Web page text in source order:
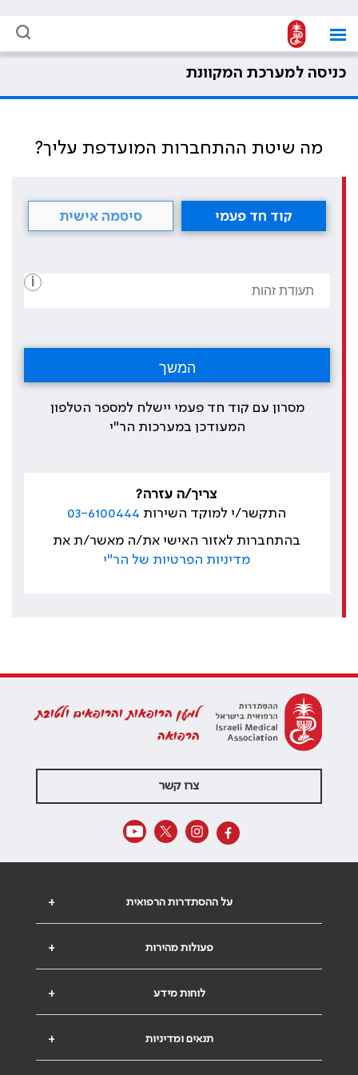
כניסה למערכת המקוונת
מה שיטת ההתחברות המועדפת עליך?
קוד חד פעמי סיסמה אישית
i
מסרון עם קוד חד פעמי יישלח למספר הטלפון
המעודכן במערכות הר"י
צריך/ה עזרה?
התקשר/י למוקד השירות 03-6100444
בהתחברות לאזור האישי את/ה מאשר/ת את
מדיניות הפרטיות של הר"י
למען הרופאות והרופאים ולטובת
הרפואה
צרו קשר
+ על ההסתדרות הרפואית
+ פעולות מהירות
+ לוחות מידע
+ תנאים ומדיניות